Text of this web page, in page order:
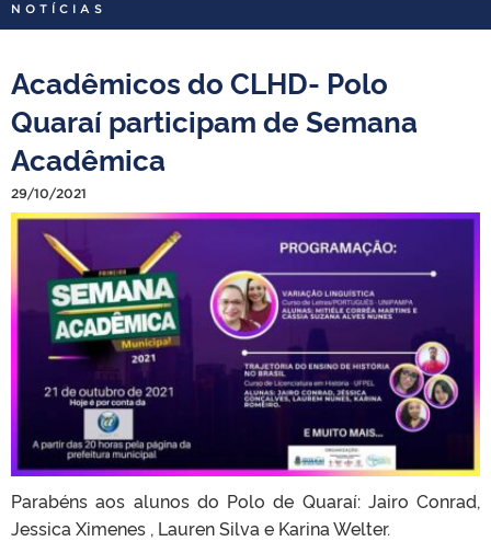
TELEFONES
NOTÍCIAS
Acadêmicos do CLHD- Polo
Quaraí participam de Semana
Acadêmica
29/10/2021
Parabéns aos alunos do Polo de Quaraí: Jairo Conrad,
Jessica Ximenes , Lauren Silva e Karina Welter.